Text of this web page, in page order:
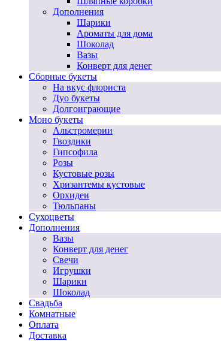
Дополнения
Шарики
Ароматы для дома
Шоколад
Вазы
Конверт для денег
Сборные букеты
На вкус флориста
Дуо букеты
Долгоиграющие
Моно букеты
Альстромерии
Гвоздики
Гипсофила
Розы
Кустовые розы
Хризантемы кустовые
Орхидеи
Тюльпаны
Сухоцветы
Дополнения
Вазы
Конверт для денег
Свечи
Игрушки
Шарики
Шоколад
Свадьба
Комнатные
Оплата
Доставка